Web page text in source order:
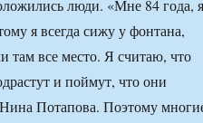
люди. «Мне 84 года, я
я всегда сижу у фонтана,
там все место. Я считаю, что
и поймут, что они
Потапова. Поэтому